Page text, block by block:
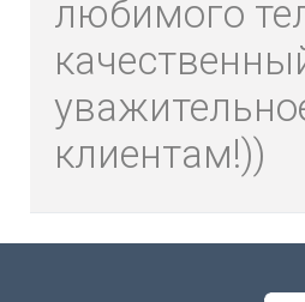
любимого
клиентам!))